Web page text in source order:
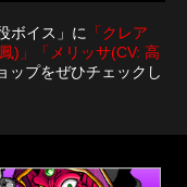
ボイス」に
「クレア
)」「メリッサ(CV: 高
ップをぜひチェックし